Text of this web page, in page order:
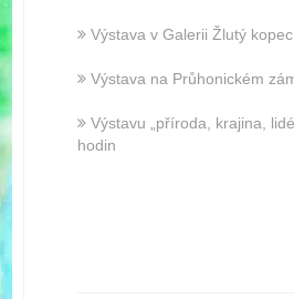
Výstava v Galerii Žlutý
Výstava na Průhonickém
Výstavu „příroda, krajina,
hodin